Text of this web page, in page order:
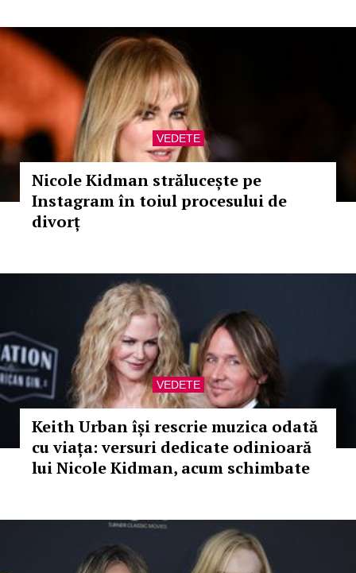
VEDETE
Nicole Kidman strălucește pe
Instagram în toiul procesului de
divorț
VEDETE
Keith Urban își rescrie muzica odată
cu viața: versuri dedicate odinioară
lui Nicole Kidman, acum schimbate